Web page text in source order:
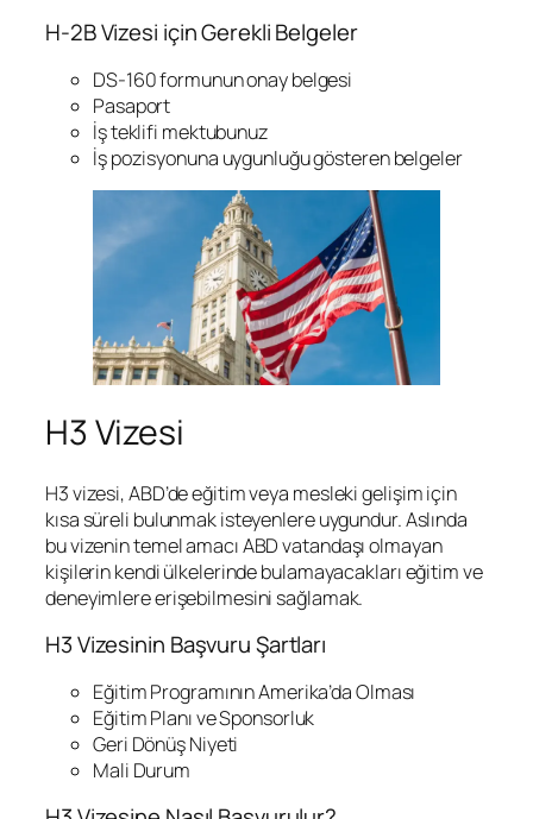
H-2B Vizesi için Gerekli Belgeler
DS-160 formunun onay belgesi
Pasaport
İş teklifi mektubunuz
İş pozisyonuna uygunluğu gösteren belgeler
H3 Vizesi
H3 vizesi, ABD’de eğitim veya mesleki gelişim için
kısa süreli bulunmak isteyenlere uygundur. Aslında
bu vizenin temel amacı ABD vatandaşı olmayan
kişilerin kendi ülkelerinde bulamayacakları eğitim ve
deneyimlere erişebilmesini sağlamak.
H3 Vizesinin Başvuru Şartları
Eğitim Programının Amerika’da Olması
Eğitim Planı ve Sponsorluk
Geri Dönüş Niyeti
Mali Durum